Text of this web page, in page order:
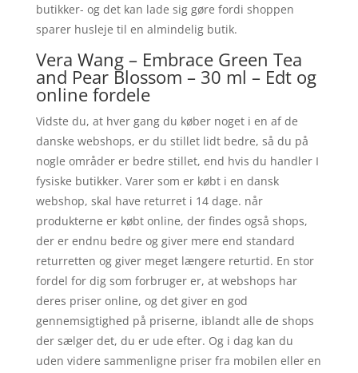
butikker- og det kan lade sig gøre fordi shoppen
sparer husleje til en almindelig butik.
Vera Wang – Embrace Green Tea
and Pear Blossom – 30 ml – Edt og
online fordele
Vidste du, at hver gang du køber noget i en af de
danske webshops, er du stillet lidt bedre, så du på
nogle områder er bedre stillet, end hvis du handler I
fysiske butikker. Varer som er købt i en dansk
webshop, skal have returret i 14 dage. når
produkterne er købt online, der findes også shops,
der er endnu bedre og giver mere end standard
returretten og giver meget længere returtid. En stor
fordel for dig som forbruger er, at webshops har
deres priser online, og det giver en god
gennemsigtighed på priserne, iblandt alle de shops
der sælger det, du er ude efter. Og i dag kan du
uden videre sammenligne priser fra mobilen eller en